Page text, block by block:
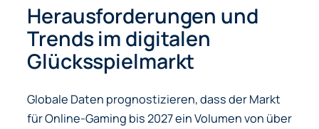
Herausforderungen und
Trends im digitalen
Glücksspielmarkt
Globale Daten prognostizieren, dass der Markt
für Online-Gaming bis 2027 ein Volumen von über